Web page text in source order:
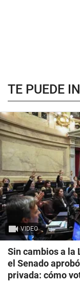
TE PUEDE
VIDEO
Sin cambios a la
el Senado
privada: cómo